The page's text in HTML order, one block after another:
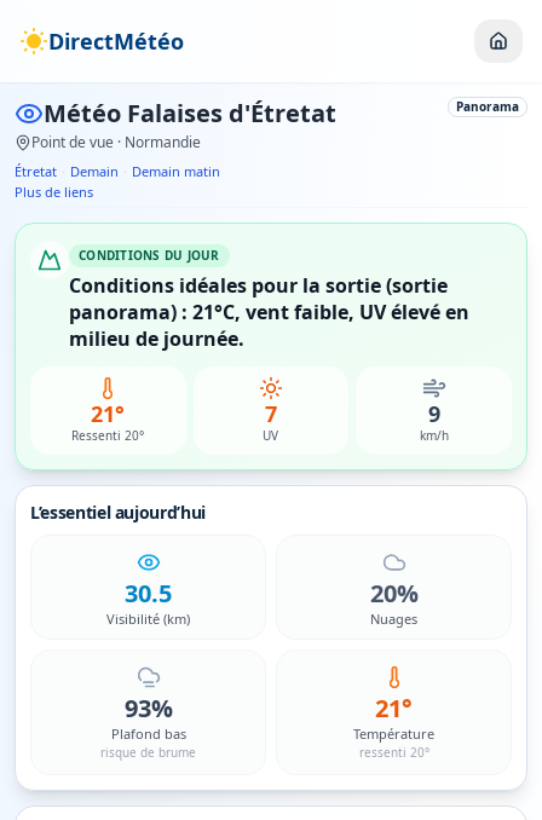
DirectMétéo
Météo Falaises d'Étretat
Point de vue · Normandie
Panorama
Étretat · Demain · Demain matin
Plus de liens
CONDITIONS DU JOUR
Conditions idéales pour la sortie (sortie
panorama) : 21°C, vent faible, UV élevé en
milieu de journée.
21°
Ressenti 20°
7
UV
9
km/h
L’essentiel aujourd’hui
30.5
Visibilité (km)
20%
Nuages
93%
Plafond bas
risque de brume
21°
Température
ressenti 20°